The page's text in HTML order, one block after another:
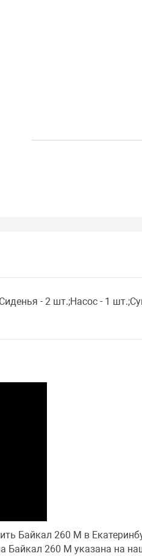
- 2 шт.;Насос - 1
Байкал 260 М в
Байкал 260 М указана на